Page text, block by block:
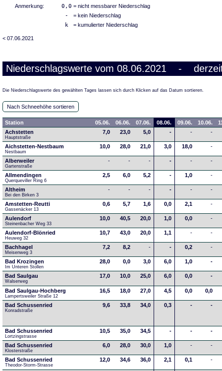
Anmerkung: 0,0 = nicht messbarer Niederschlag
- = kein Niederschlag
k = kumulierter Niederschlag
< 07.06.2021
Niederschlagswerte vom 08.06.2021 -
Die Niederschlagswerte des gewählten Tages lassen sich durch Klicken auf das Datum sortieren.
Nach Schneehöhe sortieren
Station 05.06. 06.06. 07.06. 08.06. 09.06. 10.06.
Achstetten
Hauptstraße
7,0 23,0 5,0 - - -
Aichstetten-Nestbaum
Nestbaum
10,0 28,0 21,0 3,0 18,0 -
Alberweiler
Gartenstraße
- - - - - -
Allmendingen
Querqueviller Ring 6
2,5 6,0 5,2 - 1,0 -
Altheim
Bei den Birken 3
- - - - - -
Amstetten-Reutti
Gassenäcker 13
0,6 5,7 1,6 0,0 2,1 -
Aulendorf
Steinenbacher Weg 33
10,0 40,5 20,0 1,0 0,0 -
Aulendorf-Blönried
Heuweg 32
10,7 43,0 20,0 1,1 - -
Bachhagel
Meisenweg 3
7,2 8,2 - - 0,2 -
Bad Krozingen
Im Unteren Stollen
28,0 0,0 3,0 6,0 1,0 -
Bad Saulgau
Walserweg
17,0 10,0 25,0 6,0 0,0 -
Bad Saulgau-Hochberg
Lampertsweiler Straße 12
16,5 18,0 27,0 4,5 0,0 0,0
Bad Schussenried
Konradstraße
9,6 33,8 34,0 0,3 - -
Bad Schussenried
Lortzingstrasse
10,5 35,0 34,5 - - -
Bad Schussenried
Klosterstraße
6,0 28,0 30,0 1,0 - -
Bad Schussenried
Theodor-Storm-Strasse
12,0 34,6 36,0 2,1 0,1 -